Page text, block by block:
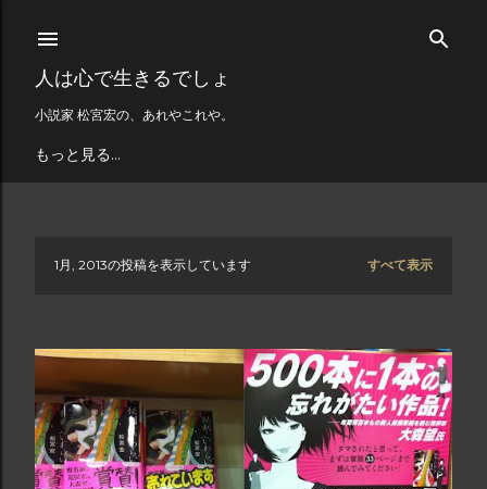
スキップしてメイン コンテンツに移動
人は心で生きるでしょ
小説家 松宮宏の、あれやこれや。
もっと見る…
投
1月, 2013の投稿を表示しています すべて表示